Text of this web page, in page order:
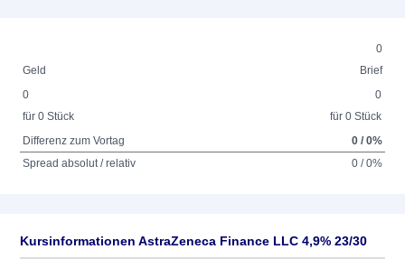
0
Geld
Brief
0
für 0 Stück
0
für 0 Stück
Differenz zum Vortag
0 / 0%
Spread absolut / relativ
0 / 0%
Kursinformationen AstraZeneca Finance LLC 4,9% 23/30